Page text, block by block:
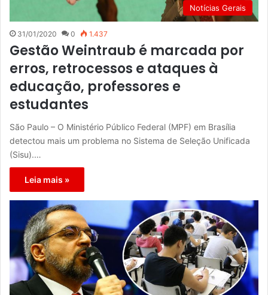
Notícias Gerais
31/01/2020 0 1.437
Gestão Weintraub é marcada por
erros, retrocessos e ataques à
educação, professores e
estudantes
São Paulo – O Ministério Público Federal (MPF) em Brasília
detectou mais um problema no Sistema de Seleção Unificada
(Sisu).…
Leia mais »